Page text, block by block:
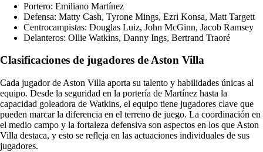
Portero: Emiliano Martínez
Defensa: Matty Cash, Tyrone Mings, Ezri Konsa, Matt Targett
Centrocampistas: Douglas Luiz, John McGinn, Jacob Ramsey
Delanteros: Ollie Watkins, Danny Ings, Bertrand Traoré
Clasificaciones de jugadores de Aston Villa
Cada jugador de Aston Villa aporta su talento y habilidades únicas al
equipo. Desde la seguridad en la portería de Martínez hasta la
capacidad goleadora de Watkins, el equipo tiene jugadores clave que
pueden marcar la diferencia en el terreno de juego. La coordinación en
el medio campo y la fortaleza defensiva son aspectos en los que Aston
Villa destaca, y esto se refleja en las actuaciones individuales de sus
jugadores.